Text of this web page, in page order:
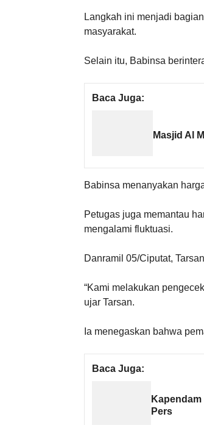
Langkah ini menjadi
masyarakat.
Selain itu, Babinsa
Baca Juga:
Masjid Al
Babinsa menanyakan
Petugas juga memantau
mengalami fluktuasi.
Danramil 05/Ciputat,
“Kami melakukan
ujar Tarsan.
Ia menegaskan bahwa
Baca Juga:
Pers